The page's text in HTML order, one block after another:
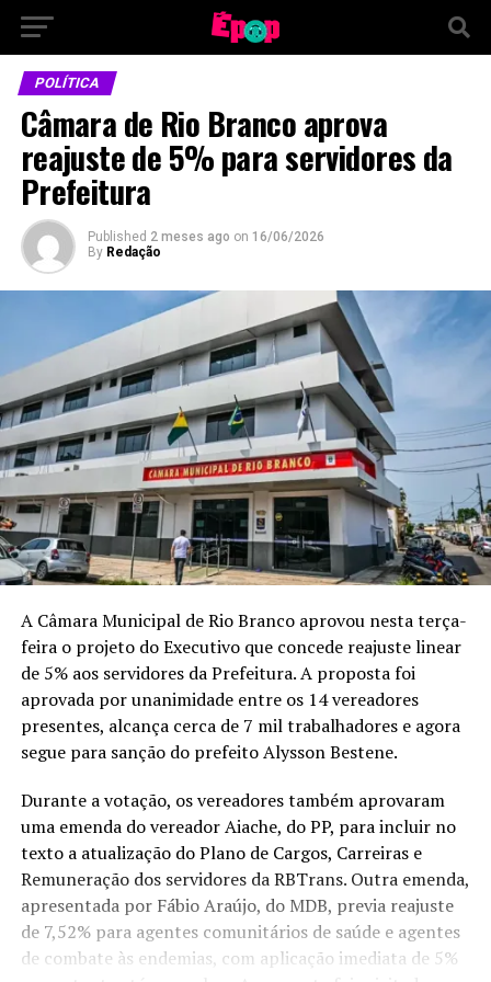
POLÍTICA
Câmara de Rio Branco aprova
reajuste de 5% para servidores da
Prefeitura
Published 2 meses ago on 16/06/2026
By Redação
A Câmara Municipal de Rio Branco aprovou nesta terça-
feira o projeto do Executivo que concede reajuste linear
de 5% aos servidores da Prefeitura. A proposta foi
aprovada por unanimidade entre os 14 vereadores
presentes, alcança cerca de 7 mil trabalhadores e agora
segue para sanção do prefeito Alysson Bestene.
Durante a votação, os vereadores também aprovaram
uma emenda do vereador Aiache, do PP, para incluir no
texto a atualização do Plano de Cargos, Carreiras e
Remuneração dos servidores da RBTrans. Outra emenda,
apresentada por Fábio Araújo, do MDB, previa reajuste
de 7,52% para agentes comunitários de saúde e agentes
de combate às endemias, com aplicação imediata de 5%